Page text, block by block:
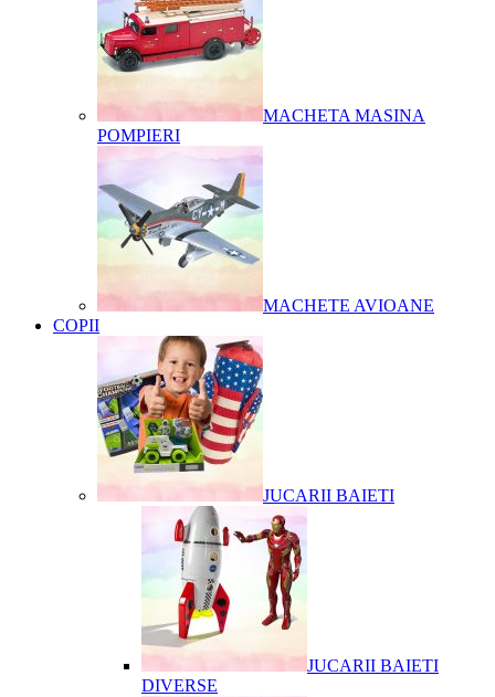
MACHETA MASINA
POMPIERI
MACHETE AVIOANE
COPII
JUCARII BAIETI
JUCARII BAIETI
DIVERSE